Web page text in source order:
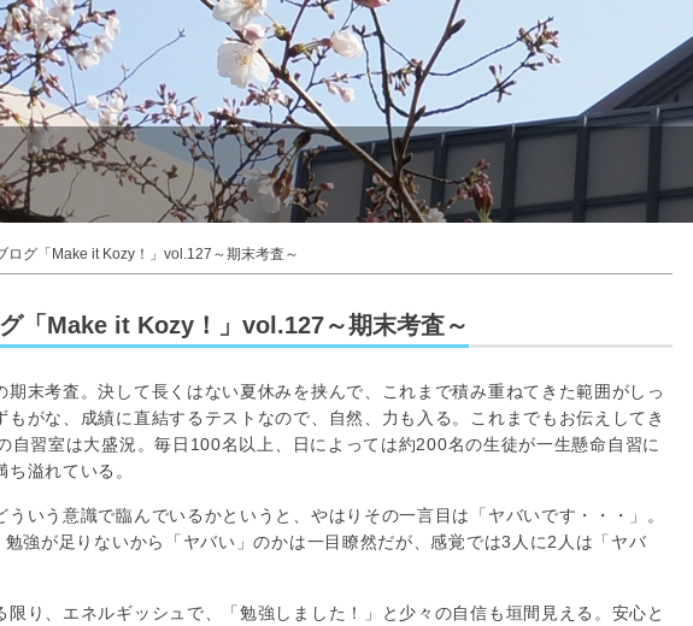
ログ「Make it Kozy！」vol.127～期末考査～
「Make it Kozy！」vol.127～期末考査～
末考査。決して長くはない夏休みを挟んで、これまで積み重ねてきた範囲がしっ
がな、成績に直結するテストなので、自然、力も入る。これまでもお伝えしてき
自習室は大盛況。毎日100名以上、日によっては約200名の生徒が一生懸命自習に
溢れている。
いう意識で臨んでいるかというと、やはりその一言目は「ヤバいです・・・」。
強が足りないから「ヤバい」のかは一目瞭然だが、感覚では3人に2人は「ヤバ
り、エネルギッシュで、「勉強しました！」と少々の自信も垣間見える。安心と